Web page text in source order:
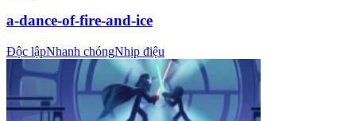
a-dance-of-fire-and-ice
Độc lậpNhanh chóngNhịp điệu